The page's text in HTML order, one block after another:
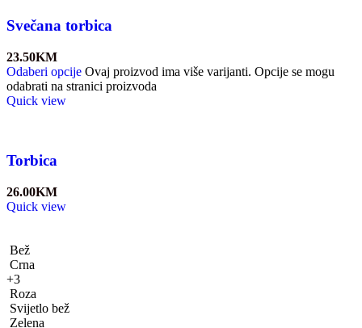
Svečana torbica
23.50KM
Odaberi opcije Ovaj proizvod ima više varijanti. Opcije se mogu
odabrati na stranici proizvoda
Quick view
Torbica
26.00KM
Quick view
Bež
Crna
+3
Roza
Svijetlo bež
Zelena